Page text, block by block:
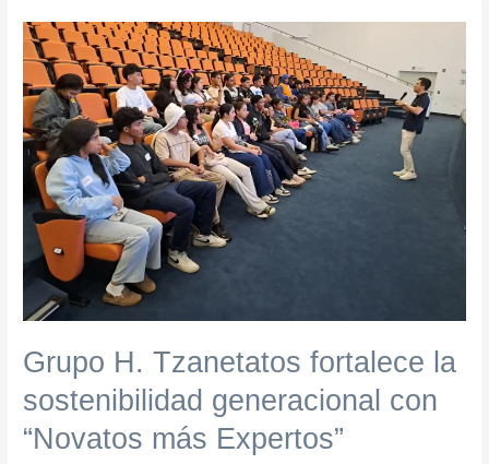
Grupo H. Tzanetatos fortalece la
sostenibilidad generacional con
“Novatos más Expertos”
Grupo
H.
Tzanetatos
fortalece
la
sostenibilidad
generacional
con
“Novatos
más
Expertos”